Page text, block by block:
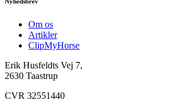
Om os
Artikler
ClipMyHorse
Erik Husfeldts Vej 7,
2630 Taastrup
CVR 32551440